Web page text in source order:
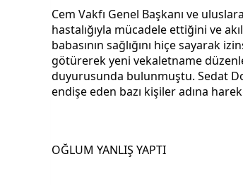
Cem Vakfı Genel Başkanı ve
hastalığıyla mücadele ettiğini ve
babasının sağlığını hiçe sayarak
götürerek yeni vekaletname
duyurusunda bulunmuştu. Sedat
endişe eden bazı kişiler adına
OĞLUM YANLIŞ YAPTI